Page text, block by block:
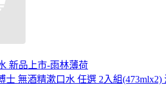
新品上市-雨林薄荷
士 無酒精漱口水 任選 2入組